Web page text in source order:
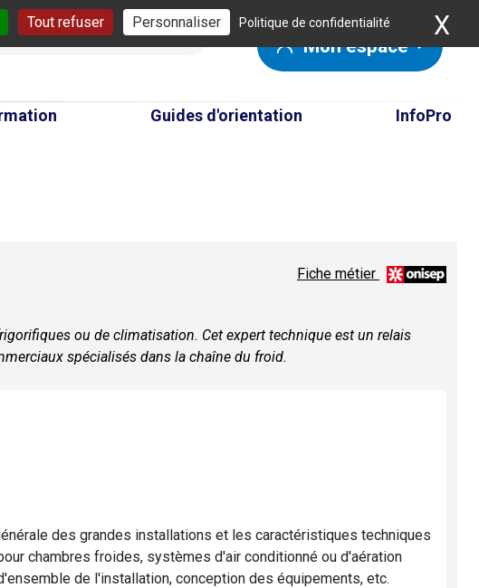
Tout refuser Personnaliser Politique de confidentialité X
Mon espace
Guides d'orientation InfoPro
Fiche métier
ou de climatisation. Cet expert technique est un relais
spécialisés dans la chaîne du froid.
des grandes installations et les caractéristiques techniques
chambres froides, systèmes d'air conditionné ou d'aération
de l'installation, conception des équipements, etc.